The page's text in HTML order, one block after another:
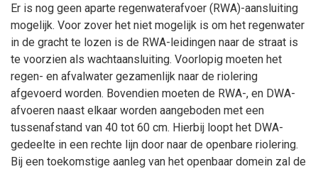
Er is nog geen aparte regenwaterafvoer (RWA)-aansluiting
mogelijk. Voor zover het niet mogelijk is om het regenwater
in de gracht te lozen is de RWA-leidingen naar de straat is
te voorzien als wachtaansluiting. Voorlopig moeten het
regen- en afvalwater gezamenlijk naar de riolering
afgevoerd worden. Bovendien moeten de RWA-, en DWA-
afvoeren naast elkaar worden aangeboden met een
tussenafstand van 40 tot 60 cm. Hierbij loopt het DWA-
gedeelte in een rechte lijn door naar de openbare riolering.
Bij een toekomstige aanleg van het openbaar domein zal de